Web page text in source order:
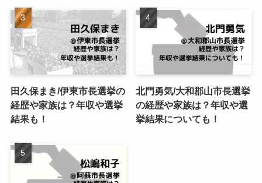
田久保まき/伊東市長選挙の
経歴や家族は？年収や選挙
結果も！
北門勇気/大和郡山市長選挙
の経歴や家族は？年収や選
挙結果についても！